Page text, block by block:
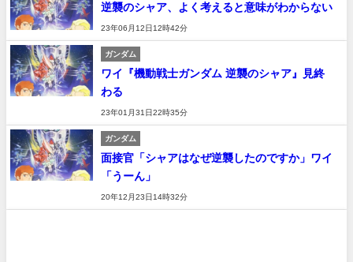
逆襲のシャア、よく考えると意味がわからない
23年06月12日12時42分
ガンダム
ワイ『機動戦士ガンダム 逆襲のシャア』見終
わる
23年01月31日22時35分
ガンダム
面接官「シャアはなぜ逆襲したのですか」ワイ
「うーん」
20年12月23日14時32分